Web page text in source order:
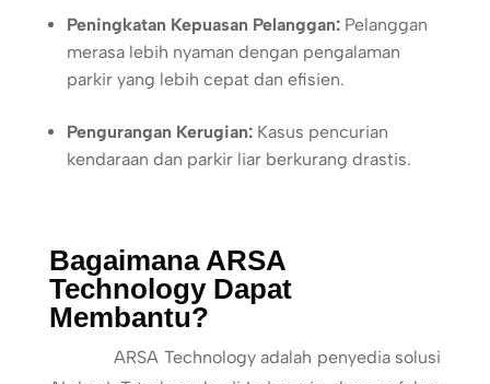
Peningkatan Kepuasan Pelanggan:Pelanggan
merasa lebih nyaman dengan pengalaman
parkir yang lebih cepat dan efisien.
Pengurangan Kerugian:Kasus pencurian
kendaraan dan parkir liar berkurang drastis.
Bagaimana ARSA
Technology Dapat
Membantu?
ARSA Technology adalah penyedia solusi